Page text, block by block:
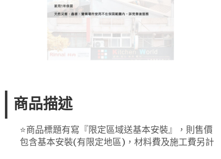
商品描述
⭐️商品標題有寫『限定區域送基本安裝』，則售價
包含基本安裝(有限定地區)，材料費及施工費另計